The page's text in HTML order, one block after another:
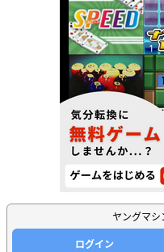
ヤングマシ
ログイン